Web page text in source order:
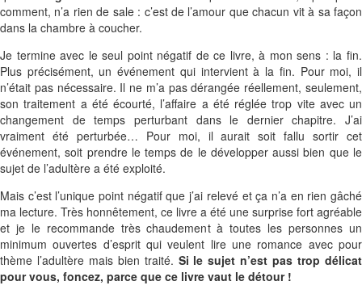
comment, n’a rien de sale : c’est de l’amour que chacun vit à sa façon
dans la chambre à coucher.
Je termine avec le seul point négatif de ce livre, à mon sens : la fin.
Plus précisément, un événement qui intervient à la fin. Pour moi, il
n’était pas nécessaire. Il ne m’a pas dérangée réellement, seulement,
son traitement a été écourté, l’affaire a été réglée trop vite avec un
changement de temps perturbant dans le dernier chapitre. J’ai
vraiment été perturbée… Pour moi, il aurait soit fallu sortir cet
événement, soit prendre le temps de le développer aussi bien que le
sujet de l’adultère a été exploité.
Mais c’est l’unique point négatif que j’ai relevé et ça n’a en rien gâché
ma lecture. Très honnêtement, ce livre a été une surprise fort agréable
et je le recommande très chaudement à toutes les personnes un
minimum ouvertes d’esprit qui veulent lire une romance avec pour
thème l’adultère mais bien traité. Si le sujet n’est pas trop délicat
pour vous, foncez, parce que ce livre vaut le détour !